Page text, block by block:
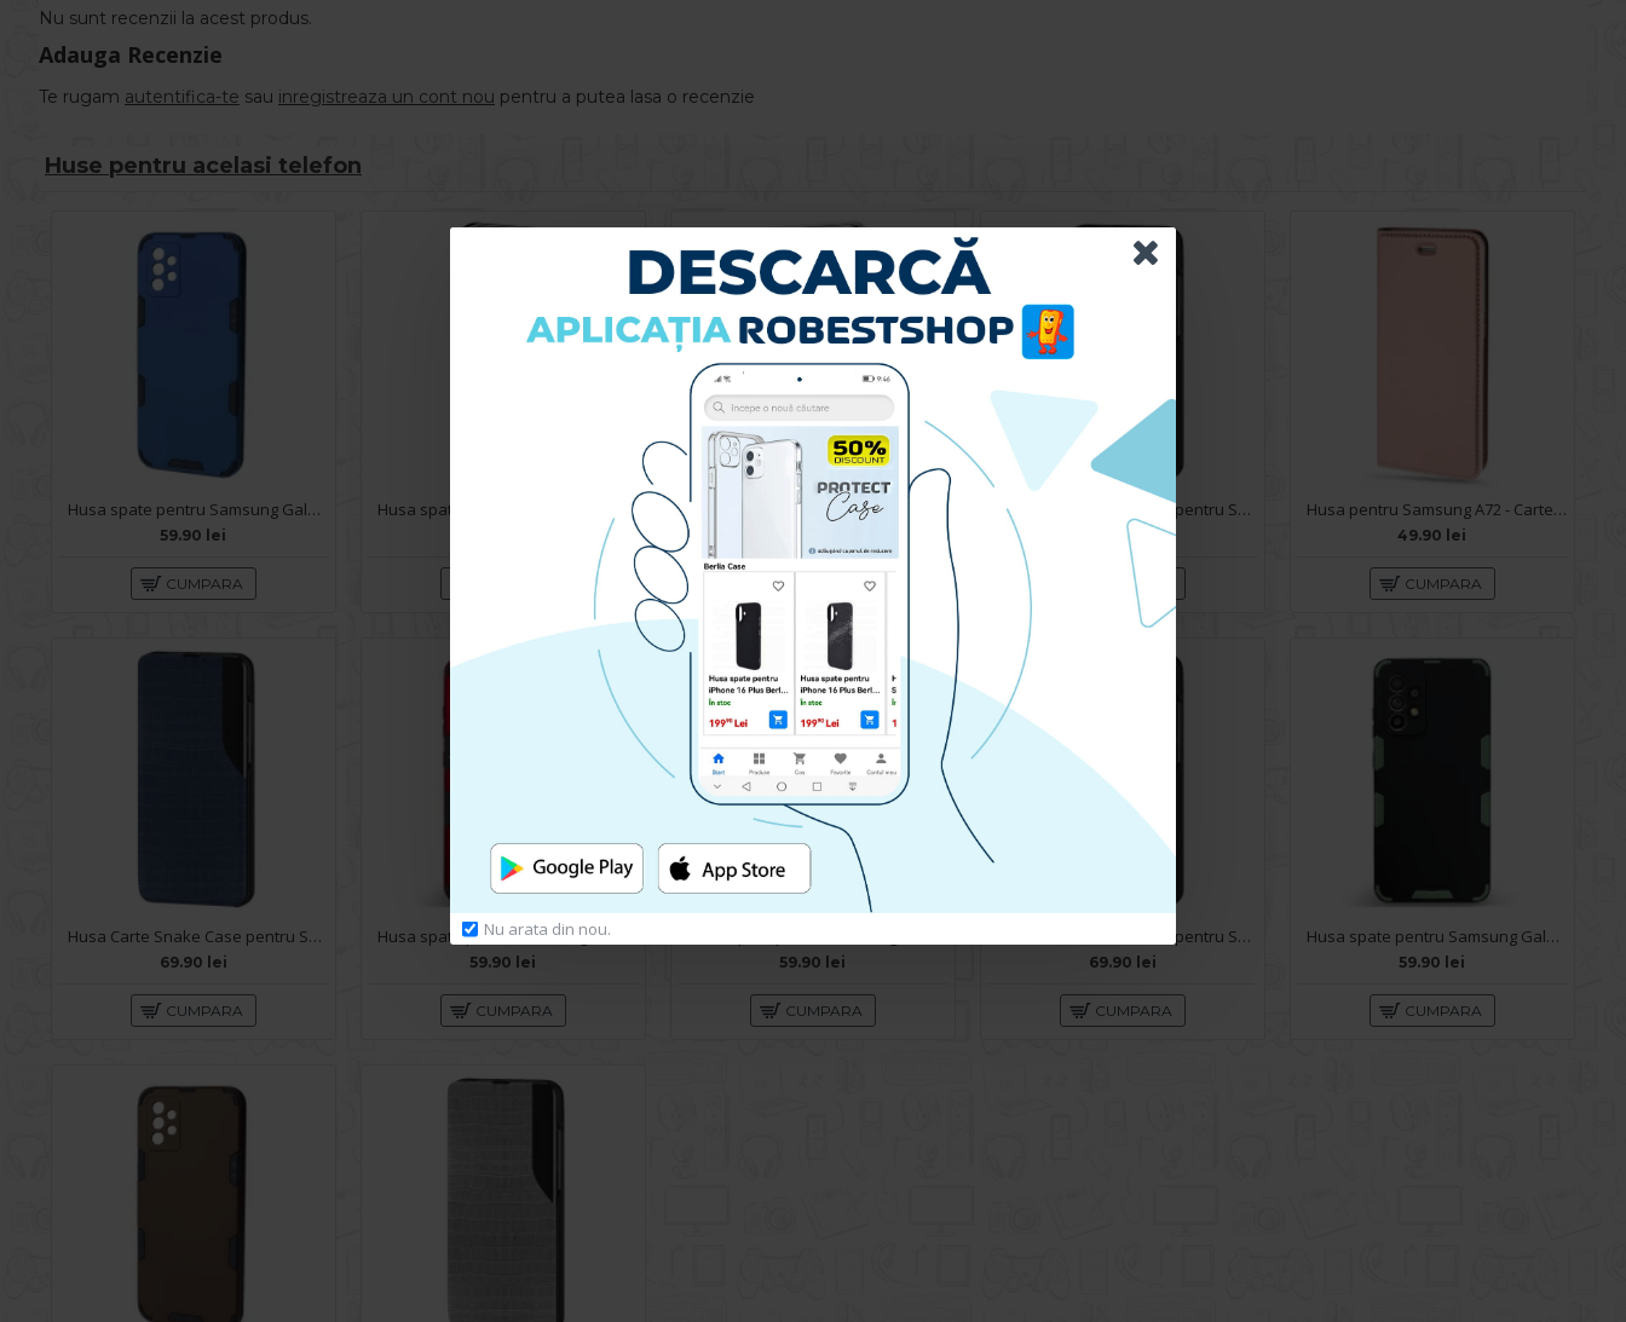
Nu arata din nou.
Nu sunt recenzii la acest produs.
Adauga Recenzie
Te rugam autentifica-te sau inregistreaza un cont nou pentru a putea lasa o recenzie
Huse pentru acelasi telefon
Husa spate pentru Samsung Galaxy A72 - Mantis Case Albastru / Negru
59.90 lei
CUMPARA
Husa Carte Snake Case pentru Samsung Galaxy A72 - Verde
69.90 lei
CUMPARA
Husa pentru Samsung A72 - Carte X-Power Rose
49.90 lei
CUMPARA
Husa Carte Snake Case pentru Samsung Galaxy A72 - Albastru
69.90 lei
CUMPARA
59.90 lei
CUMPARA
59.90 lei
CUMPARA
Husa Carte Snake Case pentru Samsung Galaxy A72 - Negru
69.90 lei
CUMPARA
Husa spate pentru Samsung Galaxy A72 - Mantis Case Negru / Verde
59.90 lei
CUMPARA